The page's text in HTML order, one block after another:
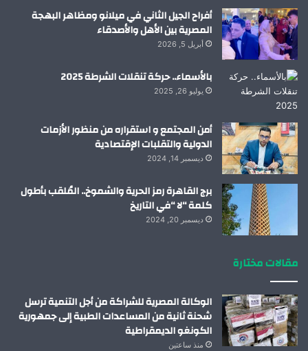
أفراح الجيل الثاني في ميلانو ومظاهر البهجة
المصرية بين الأهل والأصدقاء
أبريل 5, 2026
بالأسماء.. حركة تنقلات الشرطة 2025
يوليو 26, 2025
أمن المجتمع و استقراره من منظور الأزمات
الدولية والتقلبات الإقتصادية
ديسمبر 14, 2024
برج القاهرة رمز الحرية والشموخ.. المُلقب بأطول
كلمة “لا “في التاريخ
ديسمبر 20, 2024
مقالات مختارة
الوكالة المصرية للشراكة من أجل التنمية ترسل
شحنة ثانية من المساعدات الطبية إلى جمهورية
الكونغو الديمقراطية
منذ ساعتين